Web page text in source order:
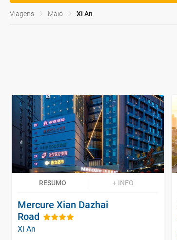
Viagens Maio Xi An
RESUMO + INFO
Mercure Xian Dazhai
Road
Xi An